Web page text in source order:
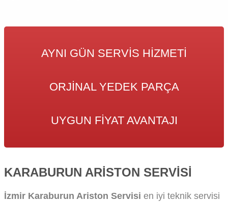
AYNI GÜN SERVIS HIZMETI
ORJINAL YEDEK PARÇA
UYGUN FIYAT AVANTAJI
KARABURUN ARISTON SERVISI
İzmir Karaburun Ariston Servisi en iyi teknik servisi